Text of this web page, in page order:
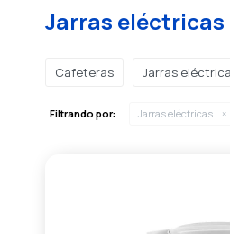
Jarras eléctricas
Cafeteras Jarras
Filtrando por: Jarras eléctricas